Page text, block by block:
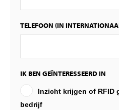
TELEFOON (IN
IK BEN GEÏNTERESSEERD IN
Inzicht krijgen of RFID
bedrijf